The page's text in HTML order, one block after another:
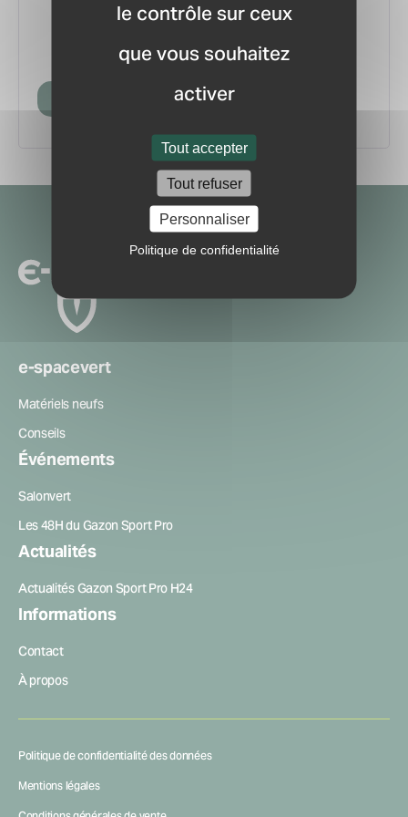
le contrôle sur ceux
que vous souhaitez
activer
Tout accepter
Tout refuser
Personnaliser
Politique de confidentialité
pour ne manquer aucune
information ou nouveauté du marché.
Créer mon compte
e-spacevert
Matériels neufs
Conseils
Événements
Salonvert
Les 48H du Gazon Sport Pro
Actualités
Actualités Gazon Sport Pro H24
Informations
Contact
À propos
Politique de confidentialité des données
Mentions légales